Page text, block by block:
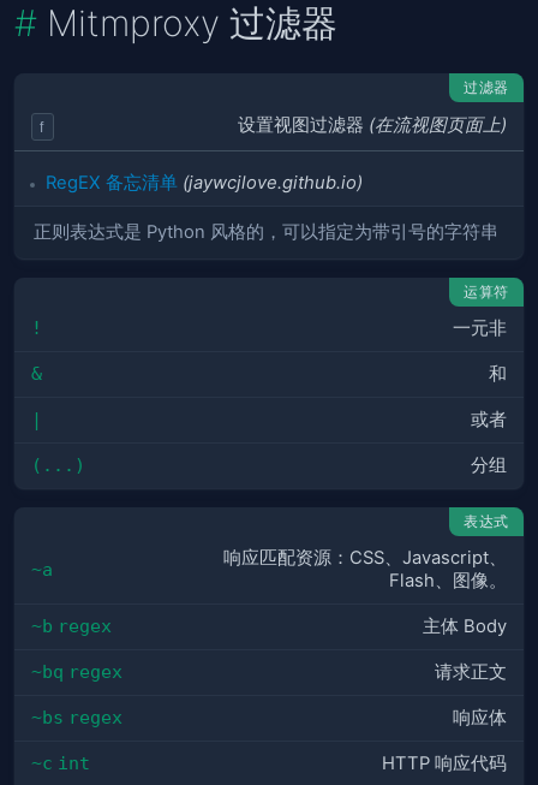
Mitmproxy 过滤器
过滤器
f 设置视图过滤器 (在流视图页面上)
RegEX 备忘清单 (jaywcjlove.github.io)
正则表达式是 Python 风格的，可以指定为带引号的字符串
运算符
! 一元非
& 和
| 或者
(...) 分组
表达式
~a
响应匹配资源：CSS、Javascript、
Flash、图像。
~b regex 主体 Body
~bq regex 请求正文
~bs regex 响应体
~c int HTTP 响应代码